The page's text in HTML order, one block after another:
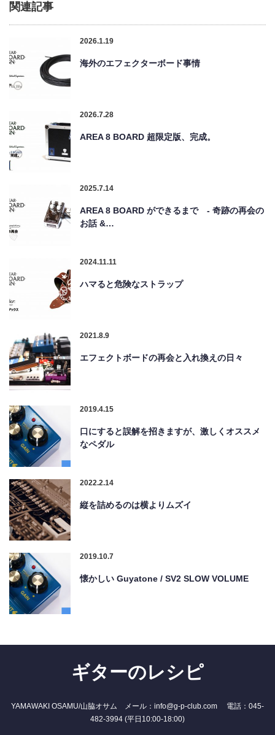
関連記事
2026.1.19
海外のエフェクターボード事情
2026.7.28
AREA 8 BOARD 超限定版、完成。
2025.7.14
AREA 8 BOARD ができるまで - 奇跡の再会の
お話 &…
2024.11.11
ハマると危険なストラップ
2021.8.9
エフェクトボードの再会と入れ換えの日々
2019.4.15
口にすると誤解を招きますが、激しくオススメ
なペダル
2022.2.14
縦を詰めるのは横よりムズイ
2019.10.7
懐かしい Guyatone / SV2 SLOW VOLUME
ギターのレシピ
YAMAWAKI OSAMU/山脇オサム メール：info@g-p-club.com 電話：045-
482-3994 (平日10:00-18:00)